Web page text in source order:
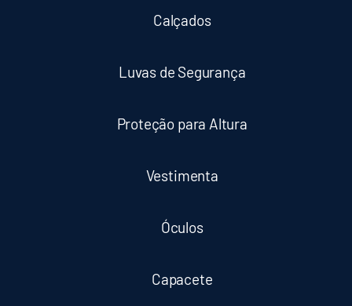
Calçados
Luvas de Segurança
Proteção para Altura
Vestimenta
Óculos
Capacete